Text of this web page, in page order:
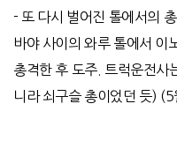
- 또 다시 벌어진 톨에서의
바야 사이의 와루 톨에서 이
총격한 후 도주. 트럭운전사
니라 쇠구슬 총이었던 듯)